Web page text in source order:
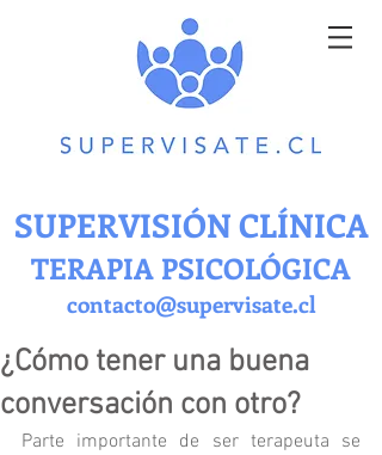
SUPERVISIÓN CLÍNICA
TERAPIA PSICOLÓGICA
contacto@supervisate.cl
¿Cómo tener una buena
conversación con otro?
Parte importante de ser terapeuta se